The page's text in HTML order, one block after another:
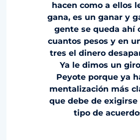
hacen como a ellos
gana, es un ganar y
gente se queda ahí
cuantos pesos y en
tres el dinero
Ya le dimos un
Peyote porque ya
mentalización más
que debe de exigirse
tipo de